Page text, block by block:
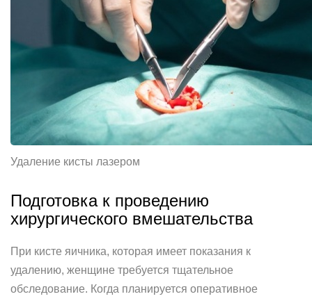
Удаление кисты лазером
Подготовка к проведению
хирургического вмешательства
При кисте яичника, которая имеет показания к
удалению, женщине требуется тщательное
обследование. Когда планируется оперативное